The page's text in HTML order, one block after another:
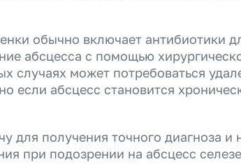
обычно включает антибиотики
абсцесса с помощью
случаях может потребоваться
если абсцесс становится
для получения точного диагноза и
при подозрении на абсцесс